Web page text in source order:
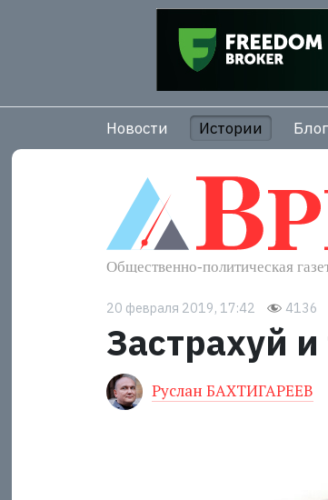
Новости Истории
20 февраля 2019, 17:42 4136
Застрахуй
Руслан БАХТИГАРЕЕВ